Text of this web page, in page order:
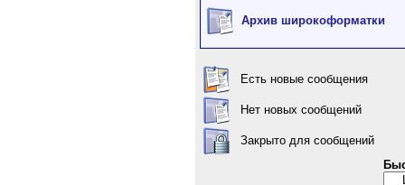
Архив широкоформатки
Есть новые сообщения
Нет новых сообщений
Закрыто для сообщений